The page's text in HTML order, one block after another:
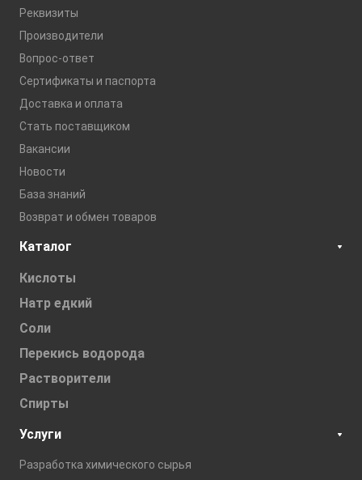
Реквизиты
Производители
Вопрос-ответ
Сертификаты и паспорта
Доставка и оплата
Стать поставщиком
Вакансии
Новости
База знаний
Возврат и обмен товаров
Каталог
Кислоты
Натр едкий
Соли
Перекись водорода
Растворители
Спирты
Услуги
Разработка химического сырья